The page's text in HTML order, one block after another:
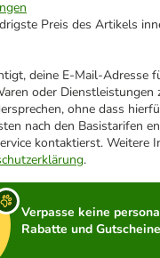
Preis des Artikels
deine E-Mail-Adresse
oder
ohne dass
nach den Basistarifen
kontaktierst. Weitere
.
Verpasse keine
Rabatte und